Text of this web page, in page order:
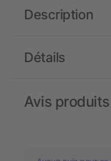
Détails
Description
Avis produits